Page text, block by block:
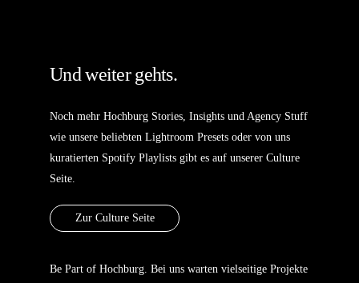
Und weiter gehts.
Noch mehr Hochburg Stories, Insights und Agency Stuff
wie unsere beliebten Lightroom Presets oder von uns
kuratierten Spotify Playlists gibt es auf unserer Culture
Seite.
Zur Culture Seite
Be Part of Hochburg. Bei uns warten vielseitige Projekte